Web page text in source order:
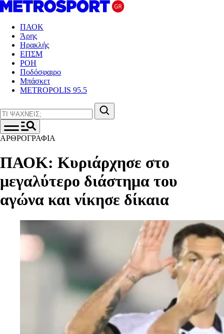
ΠΑΟΚ
Άρης
Ηρακλής
ΕΠΣΜ
ΡΟΗ
Ποδόσφαιρο
Μπάσκετ
METROPOLIS 95.5
ΑΡΘΡΟΓΡΑΦΙΑ
ΠΑΟΚ: Κυριάρχησε στο
μεγαλύτερο διάστημα του
αγώνα και νίκησε δίκαια